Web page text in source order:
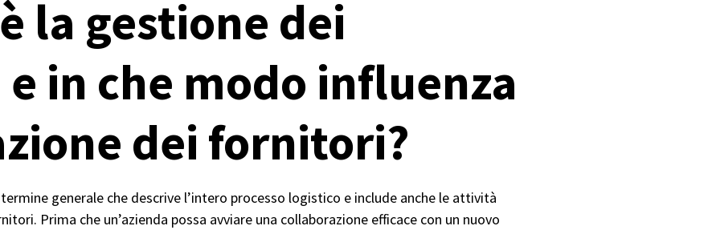
la gestione dei
in che modo influenza
dei fornitori?
generale che descrive l’intero processo logistico e include anche le attività
Prima che un’azienda possa avviare una collaborazione efficace con un nuovo